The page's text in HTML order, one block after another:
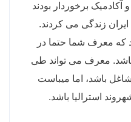
آکادمیک برخوردار بودند
ایران زندگی می کردند.
که معرف شما حتما در
باشد. معرف می تواند طی
باشد، اما میباست
استرالیا باشد.